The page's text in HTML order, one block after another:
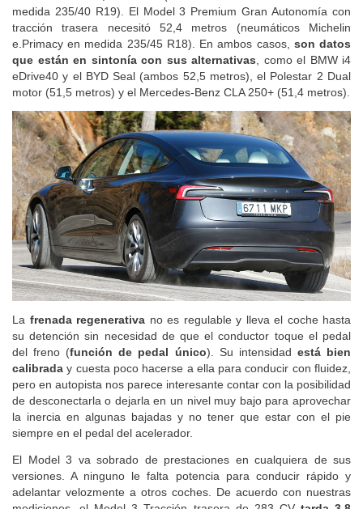
km/hfue de50,7 metros(neumáticos Hankook iON evo en
medida 235/40 R19). El Model 3 Premium Gran Autonomía con
tracción trasera necesitó 52,4 metros (neumáticos Michelin
e.Primacy en medida 235/45 R18). En ambos casos, son datos
que están en sintonía con sus alternativas , como el BMW i4
eDrive40 y el BYD Seal (ambos 52,5 metros), el Polestar 2 Dual
Lafrenada regenerativano es regulable y lleva el coche hasta
su detención sin necesidad de que el conductor toque el pedal
del freno (función de pedal único). Su intensidadestá bien
calibraday cuesta poco hacerse a ella para conducir con fluidez,
pero en autopista nos parece interesante contar con la posibilidad
de desconectarla o dejarla en un nivel muy bajo para aprovechar
la inercia en algunas bajadas y no tener que estar con el pie
El Model 3 va sobrado de prestaciones en cualquiera de sus
versiones. A ninguno le falta potencia para conducir rápido y
adelantar velozmente a otros coches. De acuerdo con nuestras